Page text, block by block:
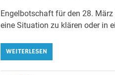
Engelbotschaft für den 28.
eine Situation zu klären oder in
WEITERLESEN